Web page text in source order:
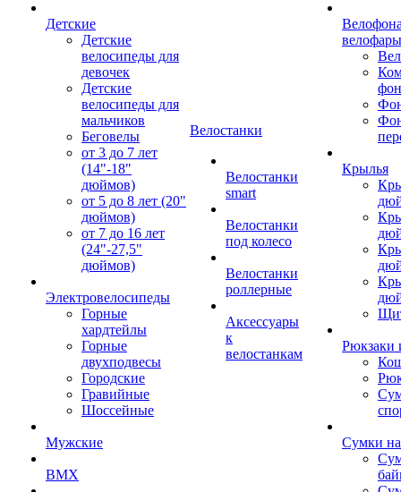
Детские
Детские
велосипеды для
девочек
Детские
велосипеды для
мальчиков
Беговелы
от 3 до 7 лет
(14"-18"
дюймов)
от 5 до 8 лет (20"
дюймов)
от 7 до 16 лет
(24"-27,5"
дюймов)
Электровелосипеды
Горные
хардтейлы
Горные
двухподвесы
Городские
Гравийные
Шоссейные
Мужские
BMX
Велостанки
Велостанки
smart
Велостанки
под колесо
Велостанки
роллерные
Аксессуары
к
велостанкам
велофары
Крылья
Рюкзаки
Сумки